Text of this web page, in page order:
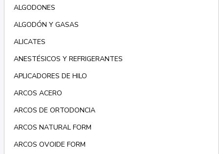
ALGODONES
ALGODÓN Y GASAS
ALICATES
ANESTÉSICOS Y REFRIGERANTES
APLICADORES DE HILO
ARCOS ACERO
ARCOS DE ORTODONCIA
ARCOS NATURAL FORM
ARCOS OVOIDE FORM